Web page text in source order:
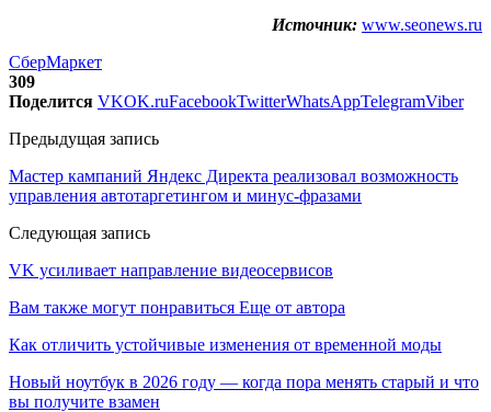
Источник: www.seonews.ru
СберМаркет
309
Поделится VKOK.ruFacebookTwitterWhatsAppTelegramViber
Предыдущая запись
Мастер кампаний Яндекс Директа реализовал возможность
управления автотаргетингом и минус-фразами
Следующая запись
VK усиливает направление видеосервисов
Вам также могут понравиться Еще от автора
Как отличить устойчивые изменения от временной моды
Новый ноутбук в 2026 году — когда пора менять старый и что
вы получите взамен